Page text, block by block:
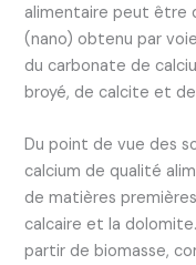
alimentaire peut être
(nano) obtenu par
du carbonate de
broyé, de calcite et
Du point de vue des
calcium de qualité
de matières
calcaire et la
partir de biomasse,